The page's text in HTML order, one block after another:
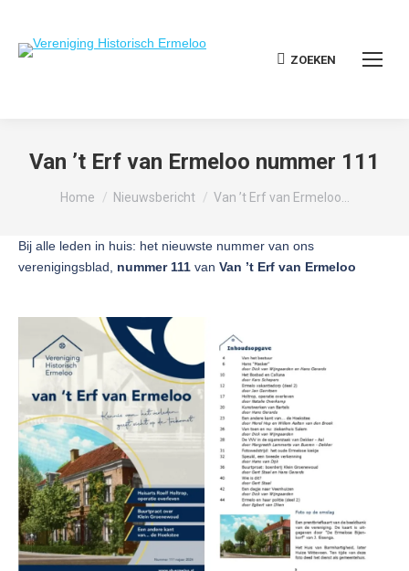
Zoeken:
ZOEKEN
Van ’t Erf van Ermeloo nummer 111
Home Nieuwsbericht Van ’t Erf van Ermeloo…
Bij alle leden in huis: het nieuwste nummer van ons
verenigingsblad, nummer 111 van Van ’t Erf van Ermeloo